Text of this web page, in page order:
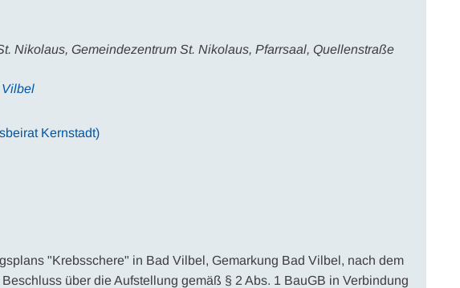
Nikolaus, Gemeindezentrum St. Nikolaus, Pfarrsaal, Quellenstraße
Vilbel
Kernstadt)
"Krebsschere" in Bad Vilbel, Gemarkung Bad Vilbel, nach dem
über die Aufstellung gemäß § 2 Abs. 1 BauGB in Verbindung